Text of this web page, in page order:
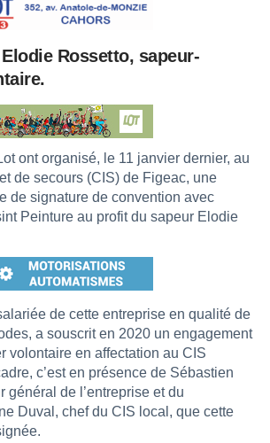
Rossetto, sapeur-
ont organisé, le 11 janvier dernier, au
de secours (CIS) de Figeac, une
de signature de convention avec
Peinture au profit du sapeur Elodie
de cette entreprise en qualité de
a souscrit en 2020 un engagement
volontaire en affectation au CIS
c’est en présence de Sébastien
général de l’entreprise et du
Duval, chef du CIS local, que cette